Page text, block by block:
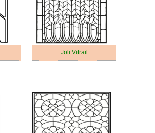
Joli Vitrail